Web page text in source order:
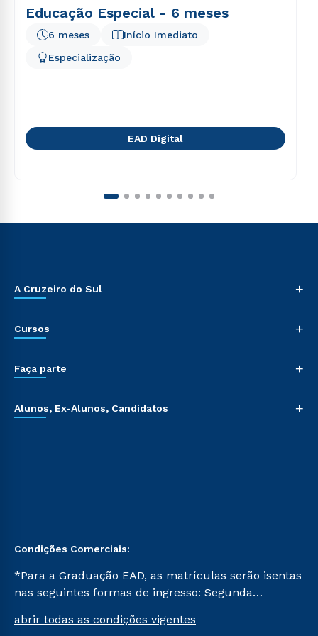
Educação Especial - 6 meses
Início Imediato
6 meses
Especialização
EAD Digital
A Cruzeiro do Sul +
Cursos +
Faça parte +
Alunos, Ex-Alunos, Candidatos +
Condições Comerciais:
*Para a Graduação EAD, as matrículas serão isentas
nas seguintes formas de ingresso: Segunda
Já para as demais, a taxa de matrícula será de R$
abrir todas as condições vigentes